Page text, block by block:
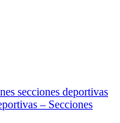
secciones deportivas
– Secciones